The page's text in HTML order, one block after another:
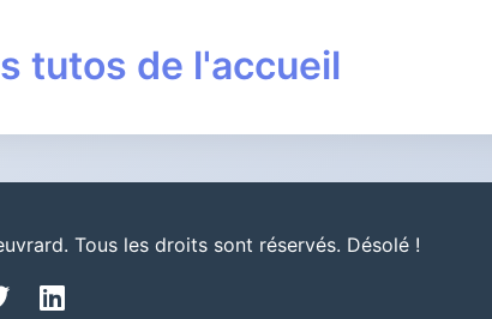
tutos de l'accueil
Tous les droits sont réservés. Désolé !